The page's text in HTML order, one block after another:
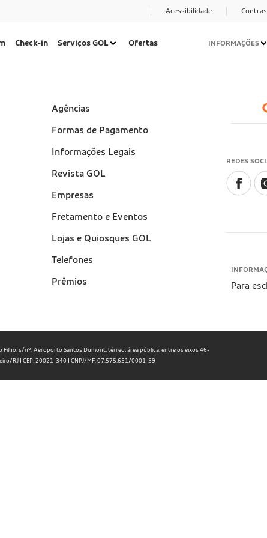
Acessibilidade
Check-in Serviços GOL Ofertas
Navegação
INFORMAÇÕES
Suporte
Agências
Formas de Pagamento
Informações Legais
Revista GOL
Empresas
Fretamento e Eventos
Lojas e Quiosques GOL
Telefones
Prêmios
REDES
Para
Filho, s/nº, Aeroporto Santos Dumont, térreo, área pública, entre os eixos 46-
RJ | CEP: 20021-340 | CNPJ/MF: 07.575.651/0001-59